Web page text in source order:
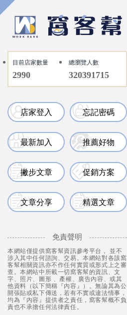
目前店家數量
2990
總瀏覽人數
320391715
店家登入 忘記密碼
最新加入 推薦好物
撇步文章 促銷方案
文章分享 精選文章
免責聲明
本網站僅提供窩客幫資訊參考平台， 並不
涉入其中任何諮詢、交易。本網站對各該窩
客幫相關資訊亦不作任何實質或形式上之審
查。本網站中所載一切窩客幫的資訊、文
字、照片、圖形 、產權、廣告內容、或其
他資料（以下簡稱『內容』）。無論其為公
開張貼或私下傳送，若有不實或違法情事，
均為『內容』提供者之責任，窩客幫概不負
責也不承擔任何法律責任。